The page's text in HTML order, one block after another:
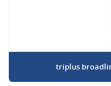
triplus